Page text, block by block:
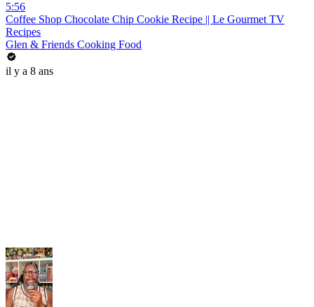
5:56
Coffee Shop Chocolate Chip Cookie Recipe || Le Gourmet TV
Recipes
Glen & Friends Cooking Food
il y a 8 ans